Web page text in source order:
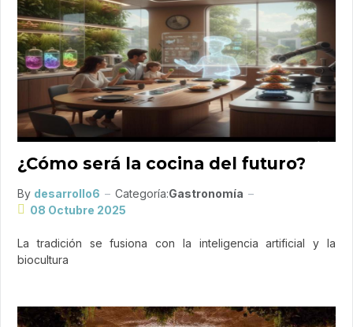
¿Cómo será la cocina del futuro?
By desarrollo6 Categoría:Gastronomía
08 Octubre 2025
La tradición se fusiona con la inteligencia artificial y la
biocultura